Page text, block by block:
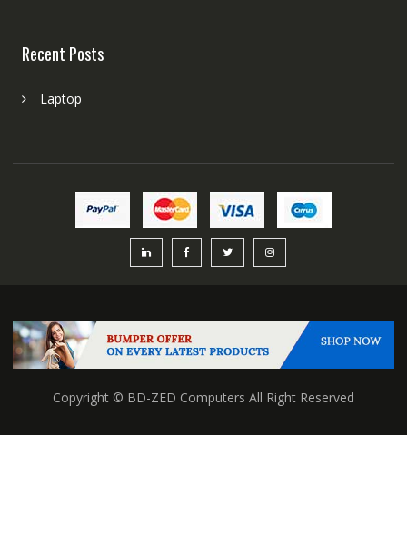
Recent Posts
Laptop
Copyright © BD-ZED Computers All Right Reserved